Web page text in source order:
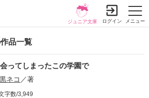
メニュー
ジュニア文庫 ログイン
品一覧
ってしまったこの学園で
ネコ ／著
字数/3,949